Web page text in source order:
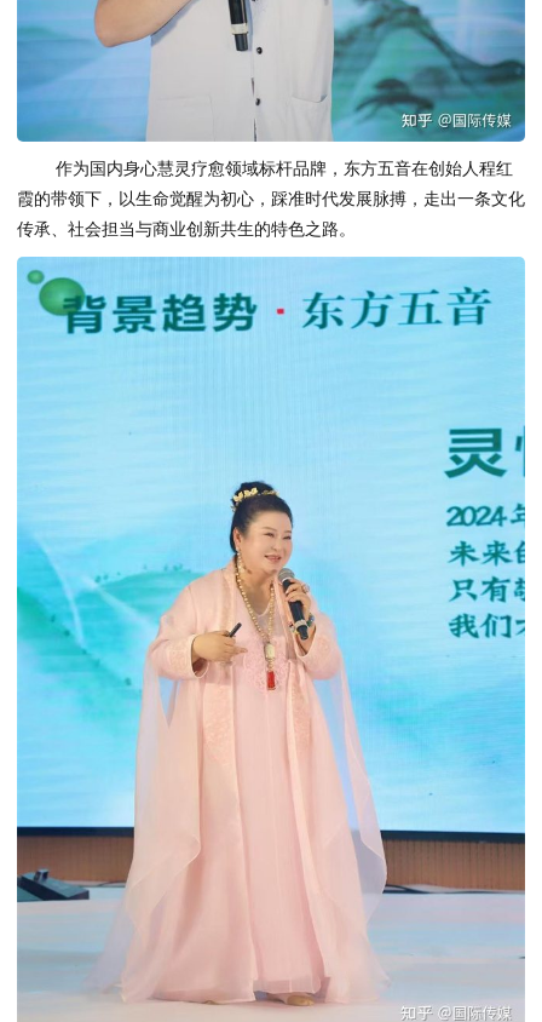
作为国内身心慧灵疗愈领域标杆品牌，东方五音在创始人程红
霞的带领下，以生命觉醒为初心，踩准时代发展脉搏，走出一条文化
传承、社会担当与商业创新共生的特色之路。